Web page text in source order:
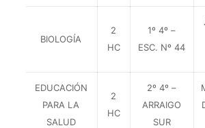
BIOLOGÍA
2
HC
1º 4º –
ESC. Nº 44
EDUCACIÓN
PARA LA
SALUD
2
HC
2º 4º –
ARRAIGO
SUR